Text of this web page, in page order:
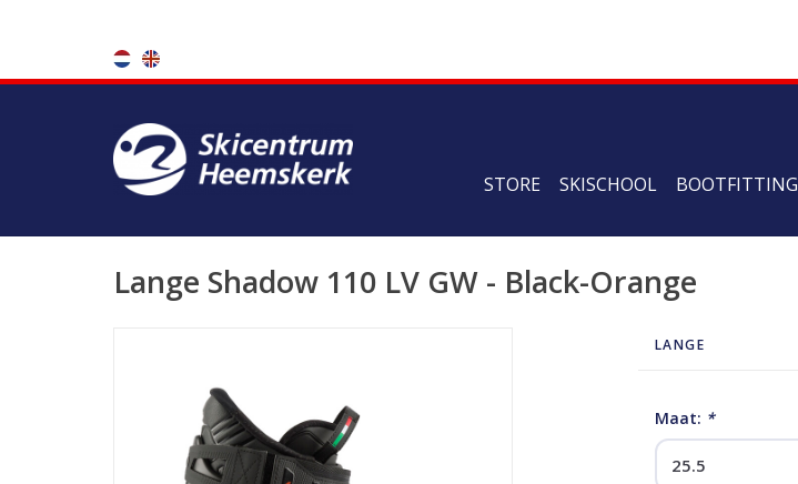
STORE SKISCHOOL BOOTFITTING
Lange Shadow 110 LV GW - Black-Orange
LANGE
Maat: *